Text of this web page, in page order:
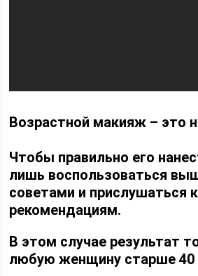
Возрастной макияж – это
Чтобы правильно его
лишь воспользоваться
советами и прислушаться к
рекомендациям.
В этом случае результат
любую женщину старше 40